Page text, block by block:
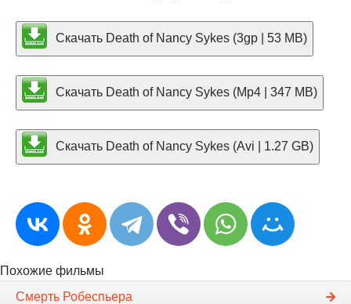
Скачать Death of Nancy Sykes (3gp | 53 MB)
Скачать Death of Nancy Sykes (Mp4 | 347 MB)
Скачать Death of Nancy Sykes (Avi | 1.27 GB)
Похожие фильмы
Смерть Робеспьера